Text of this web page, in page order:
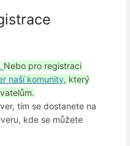
Nebo pro registraci
naší komunity, který
tím se dostanete na
kde se můžete